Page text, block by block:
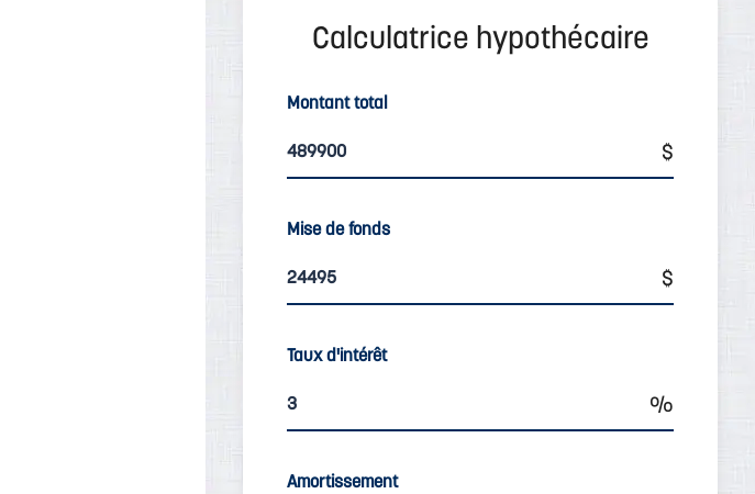
Montant total
Mise de fonds
Taux d'intérêt
Amortissement